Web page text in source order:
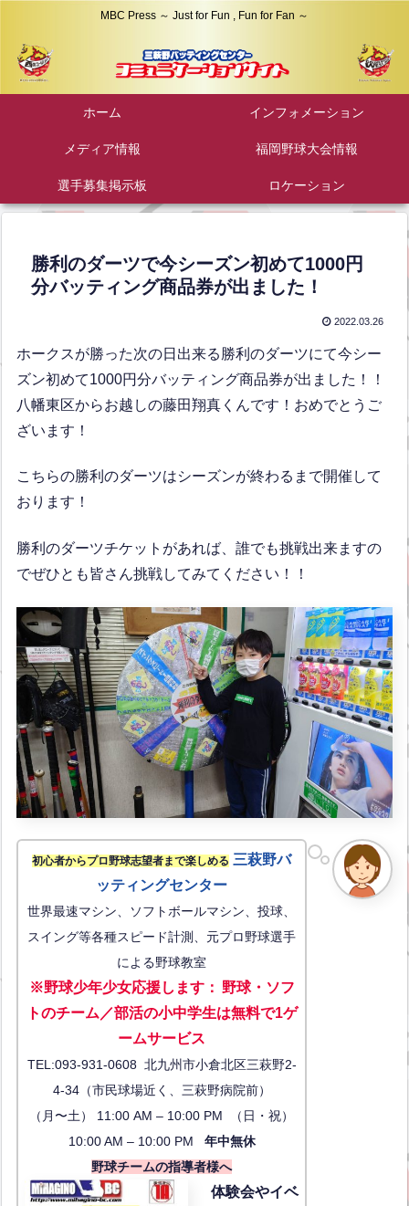
MBC Press ～ Just for Fun , Fun for Fan ～
ホーム インフォメーション
メディア情報 福岡野球大会情報
選手募集掲示板 ロケーション
勝利のダーツで今シーズン初めて1000円
分バッティング商品券が出ました！
2022.03.26
ホークスが勝った次の日出来る勝利のダーツにて今シー
ズン初めて1000円分バッティング商品券が出ました！！
八幡東区からお越しの藤田翔真くんです！おめでとうご
ざいます！
こちらの勝利のダーツはシーズンが終わるまで開催して
おります！
勝利のダーツチケットがあれば、誰でも挑戦出来ますの
でぜひとも皆さん挑戦してみてください！！
初心者からプロ野球志望者まで楽しめる 三萩野バ
ッティングセンター
世界最速マシン、ソフトボールマシン、投球、
スイング等各種スピード計測、元プロ野球選手
による野球教室
※野球少年少女応援します： 野球・ソフ
トのチーム／部活の小中学生は無料で1ゲ
ームサービス
TEL:093-931-0608 北九州市小倉北区三萩野2-
4-34（市民球場近く、三萩野病院前）
（月〜土） 11:00 AM – 10:00 PM （日・祝）
10:00 AM – 10:00 PM 年中無休
野球チームの指導者様へ
体験会やイベ